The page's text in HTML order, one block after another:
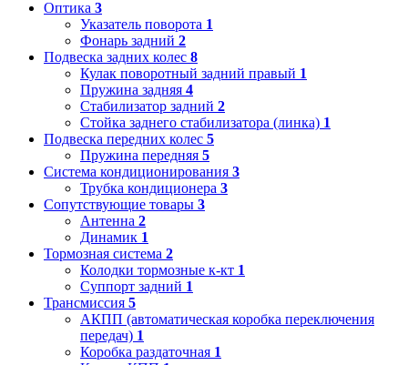
Оптика 3
Указатель поворота 1
Фонарь задний 2
Подвеска задних колес 8
Кулак поворотный задний правый 1
Пружина задняя 4
Стабилизатор задний 2
Стойка заднего стабилизатора (линка) 1
Подвеска передних колес 5
Пружина передняя 5
Система кондиционирования 3
Трубка кондиционера 3
Сопутствующие товары 3
Антенна 2
Динамик 1
Тормозная система 2
Колодки тормозные к-кт 1
Суппорт задний 1
Трансмиссия 5
АКПП (автоматическая коробка переключения
передач) 1
Коробка раздаточная 1